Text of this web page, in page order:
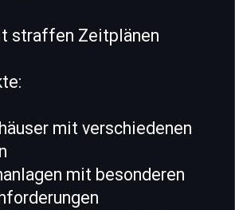
straffen Zeitplänen
mit verschiedenen
mit besonderen